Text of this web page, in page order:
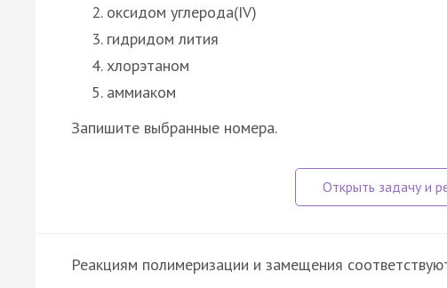
оксидом углерода(IV)
гидридом лития
хлорэтаном
аммиаком
Запишите выбранные номера.
Реакциям полимеризации и замещения